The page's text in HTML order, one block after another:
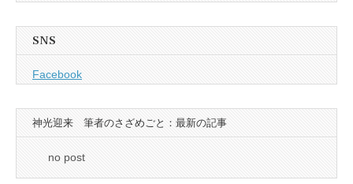
SNS
Facebook
神光迎来 筆者のさざめごと：最新の記事
no post